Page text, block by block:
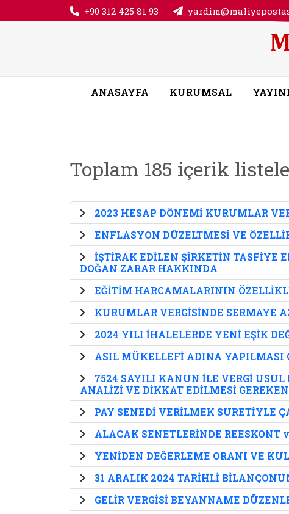
+90 312 425 81 93
ANASAYFA KURUMSAL
Toplam 185 içerik
2023 HESAP DÖNEMİ KURUMLAR
ENFLASYON DÜZELTMESİ VE
İŞTİRAK EDİLEN ŞİRKETİN TASFİYE
DOĞAN ZARAR HAKKINDA
EĞİTİM HARCAMALARININ
KURUMLAR VERGİSİNDE SERMAYE
2024 YILI İHALELERDE YENİ EŞİK
ASIL MÜKELLEFİ ADINA YAPILMASI
7524 SAYILI KANUN İLE VERGİ
ANALİZİ VE DİKKAT EDİLMESİ
PAY SENEDİ VERİLMEK SURETİYLE
ALACAK SENETLERİNDE REESKONT
YENİDEN DEĞERLEME ORANI VE
31 ARALIK 2024 TARİHLİ
GELİR VERGİSİ BEYANNAME